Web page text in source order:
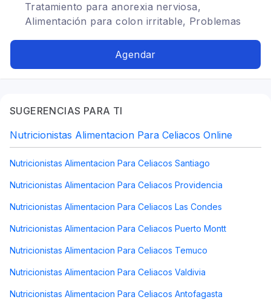
Tratamiento para anorexia nerviosa,
Alimentación para colon irritable, Problemas
Bariatrica, Alimentación para celiacos, Dietas
TDAH, TEA, mujeres, disidencias, Identidad de
Agendar
SUGERENCIAS PARA TI
Nutricionistas Alimentacion Para Celiacos Online
Nutricionistas Alimentacion Para Celiacos Santiago
Nutricionistas Alimentacion Para Celiacos Providencia
Nutricionistas Alimentacion Para Celiacos Las Condes
Nutricionistas Alimentacion Para Celiacos Puerto Montt
Nutricionistas Alimentacion Para Celiacos Temuco
Nutricionistas Alimentacion Para Celiacos Valdivia
Nutricionistas Alimentacion Para Celiacos Antofagasta